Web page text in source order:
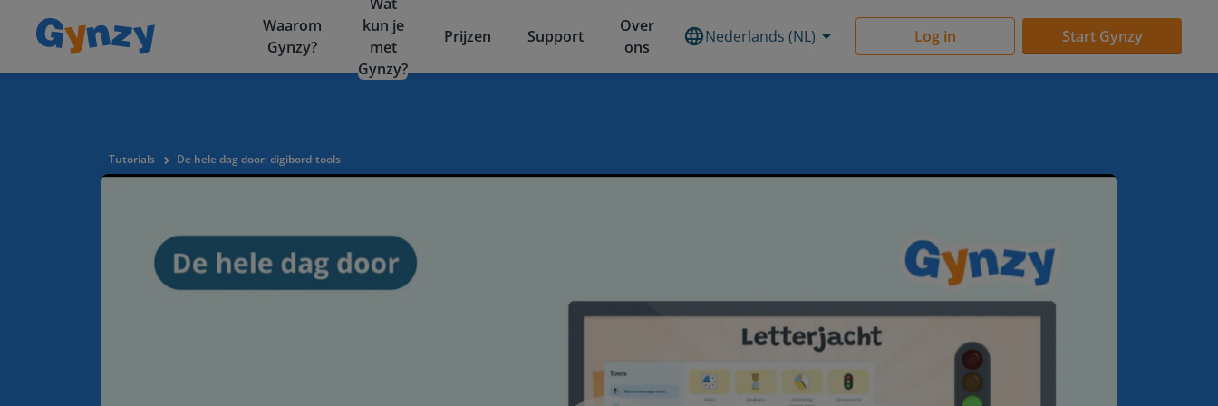
Waarom
Gynzy?
kun je
met
Gynzy?
Prijzen Support
Over
ons
Nederlands (NL) Log in Start Gynzy
Tutorials De hele dag door: digibord-tools